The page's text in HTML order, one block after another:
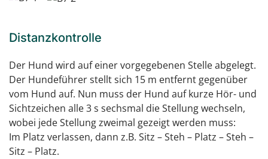
Distanzkontrolle
Der Hund wird auf einer vorgegebenen Stelle abgelegt.
Der Hundeführer stellt sich 15 m entfernt gegenüber
vom Hund auf. Nun muss der Hund auf kurze Hör- und
Sichtzeichen alle 3 s sechsmal die Stellung wechseln,
wobei jede Stellung zweimal gezeigt werden muss:
Im Platz verlassen, dann z.B. Sitz – Steh – Platz – Steh –
Sitz – Platz.